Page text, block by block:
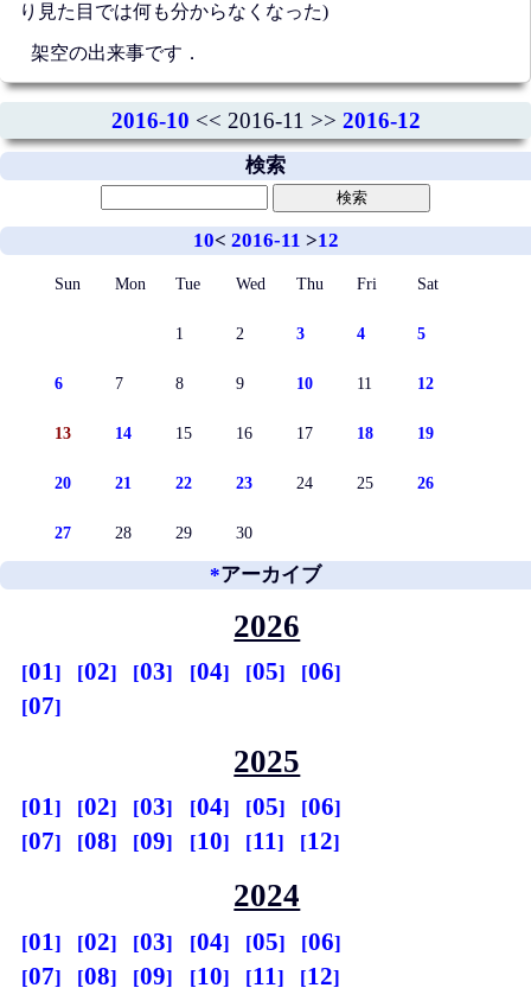
り見た目では何も分からなくなった)
架空の出来事です．
2016-10 << 2016-11 >> 2016-12
検索
10< 2016-11 >12
Sun Mon Tue Wed Thu Fri Sat
1 2 3 4 5
6 7 8 9 10 11 12
13 14 15 16 17 18 19
20 21 22 23 24 25 26
27 28 29 30
*アーカイブ
2026
01 02 03 04 05
06
07
2025
01 02 03 04 05
06
07
08 09 10 11 12
2024
01 02 03 04 05
06
07
08 09 10 11 12